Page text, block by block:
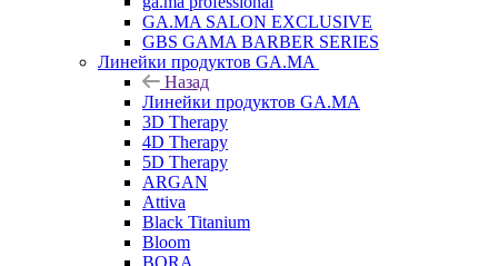
GA.MA SALON EXCLUSIVE
GBS GAMA BARBER SERIES
Линейки продуктов GA.MA
Назад
Линейки продуктов GA.MA
3D Therapy
4D Therapy
5D Therapy
ARGAN
Attiva
Black Titanium
Bloom
BORA